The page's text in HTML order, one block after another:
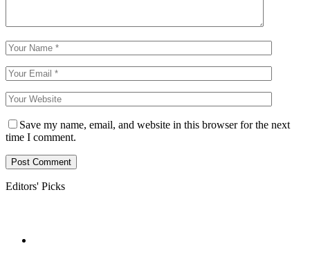
Save my name, email, and website in this browser for the next
time I comment.
Editors' Picks